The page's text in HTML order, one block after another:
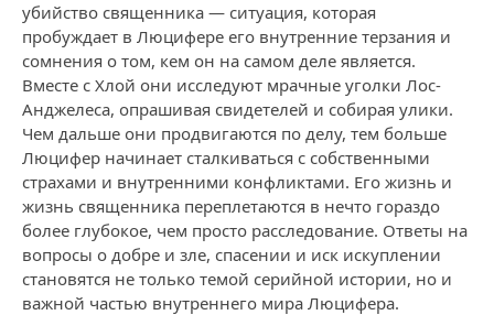
убийство священника — ситуация, которая
пробуждает в Люцифере его внутренние терзания и
сомнения о том, кем он на самом деле является.
Вместе с Хлой они исследуют мрачные уголки Лос-
Анджелеса, опрашивая свидетелей и собирая улики.
Чем дальше они продвигаются по делу, тем больше
Люцифер начинает сталкиваться с собственными
страхами и внутренними конфликтами. Его жизнь и
жизнь священника переплетаются в нечто гораздо
более глубокое, чем просто расследование. Ответы на
вопросы о добре и зле, спасении и иск искуплении
становятся не только темой серийной истории, но и
важной частью внутреннего мира Люцифера.